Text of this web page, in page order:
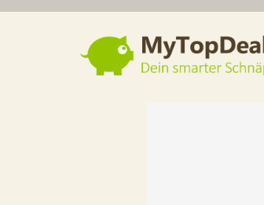
Dein smarter Schnäppchenberater